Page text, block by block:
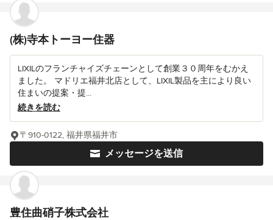
(株)寺本トーヨー住器
LIXILのフランチャイズチェーンとして創業３０周年をむかえ
ました。 マドリエ福井北店として、LIXIL製品を主により良い
住まいの提案・提...
続きを読む
メッセージを送信
〒910-0122, 福井県福井市
豊住曲硝子株式会社